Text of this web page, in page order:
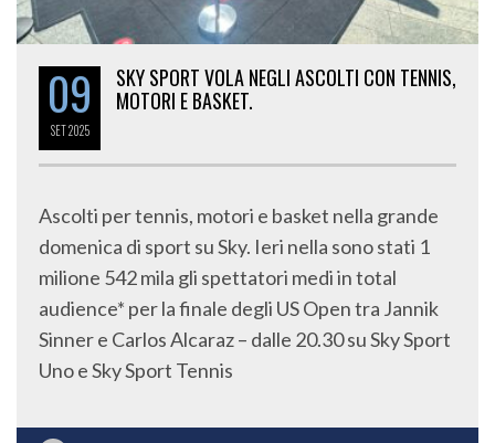
09
SET2025
SKY SPORT VOLA NEGLI ASCOLTI CON TENNIS,
MOTORI E BASKET.
Ascolti per tennis, motori e basket nella grande
domenica di sport su Sky. Ieri nella sono stati 1
milione 542 mila gli spettatori medi in total
audience* per la finale degli US Open tra Jannik
Sinner e Carlos Alcaraz – dalle 20.30 su Sky Sport
Uno e Sky Sport Tennis